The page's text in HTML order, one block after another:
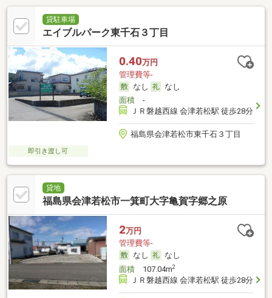
貸駐車場
エイブルパーク東千石３丁目
0.40万円
管理費等-
なし
なし
面積-
ＪＲ磐越西線 会津若松駅 徒歩28分
福島県会津若松市東千石３丁目
即引き渡し可
貸地
福島県会津若松市一箕町大字亀賀字郷之原
2万円
管理費等-
なし
なし
面積107.04m2
ＪＲ磐越西線 会津若松駅 徒歩28分